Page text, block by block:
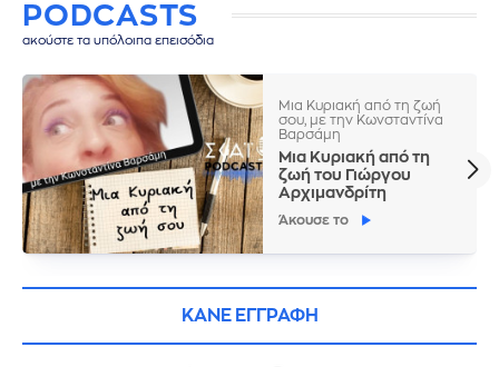
PODCASTS
ακούστε τα υπόλοιπα επεισόδια
Μια Κυριακή από τη ζωή
σου, με την Κωνσταντίνα
Βαρσάμη
Μια Κυριακή από τη
ζωή του Γιώργου
Αρχιμανδρίτη
Άκουσε το
ΚΑΝΕ ΕΓΓΡΑΦΗ